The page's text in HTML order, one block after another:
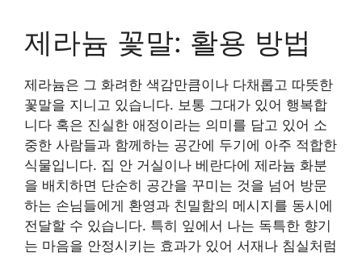
제라늄 꽃말: 활용 방법
제라늄은 그 화려한 색감만큼이나 다채롭고 따뜻한
꽃말을 지니고 있습니다. 보통 그대가 있어 행복합
니다 혹은 진실한 애정이라는 의미를 담고 있어 소
중한 사람들과 함께하는 공간에 두기에 아주 적합한
식물입니다. 집 안 거실이나 베란다에 제라늄 화분
을 배치하면 단순히 공간을 꾸미는 것을 넘어 방문
하는 손님들에게 환영과 친밀함의 메시지를 동시에
전달할 수 있습니다. 특히 잎에서 나는 독특한 향기
는 마음을 안정시키는 효과가 있어 서재나 침실처럼